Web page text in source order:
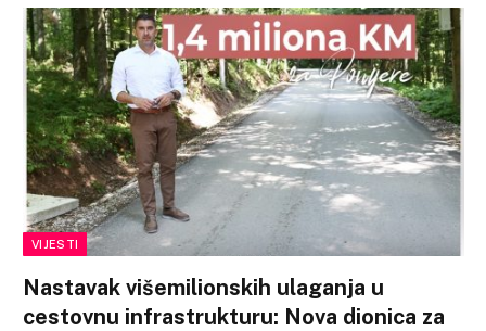
VIJESTI
Nastavak višemilionskih ulaganja u
cestovnu infrastrukturu: Nova dionica za